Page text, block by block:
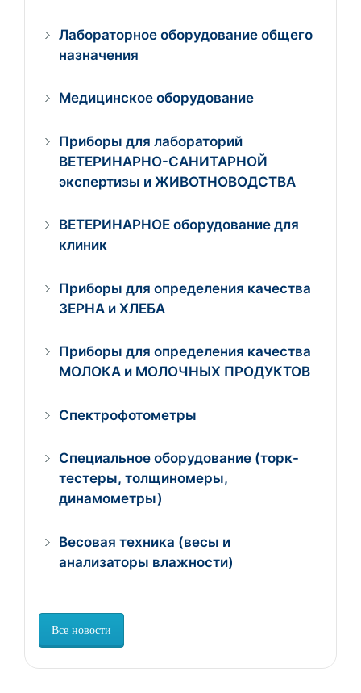
Лабораторное оборудование общего
назначения
Медицинское оборудование
Приборы для лабораторий
ВЕТЕРИНАРНО-САНИТАРНОЙ
экспертизы и ЖИВОТНОВОДСТВА
ВЕТЕРИНАРНОЕ оборудование для
клиник
Приборы для определения качества
ЗЕРНА и ХЛЕБА
Приборы для определения качества
МОЛОКА и МОЛОЧНЫХ ПРОДУКТОВ
Спектрофотометры
Специальное оборудование (торк-
тестеры, толщиномеры,
динамометры)
Весовая техника (весы и
анализаторы влажности)
Все новости